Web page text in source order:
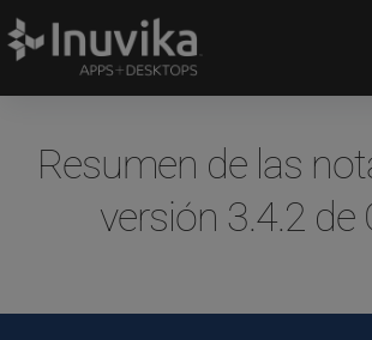
Resumen de las
versión 3.4.2 de